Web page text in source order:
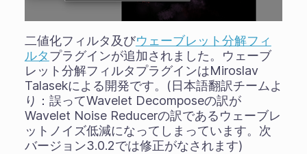
二値化フィルタ及びウェーブレット分解フィ
ルタプラグインが追加されました。ウェーブ
レット分解フィルタプラグインはMiroslav
Talasekによる開発です。(日本語翻訳チームよ
り：誤ってWavelet Decomposeの訳が
Wavelet Noise Reducerの訳であるウェーブレ
ットノイズ低減になってしまっています。次
バージョン3.0.2では修正がなされます)